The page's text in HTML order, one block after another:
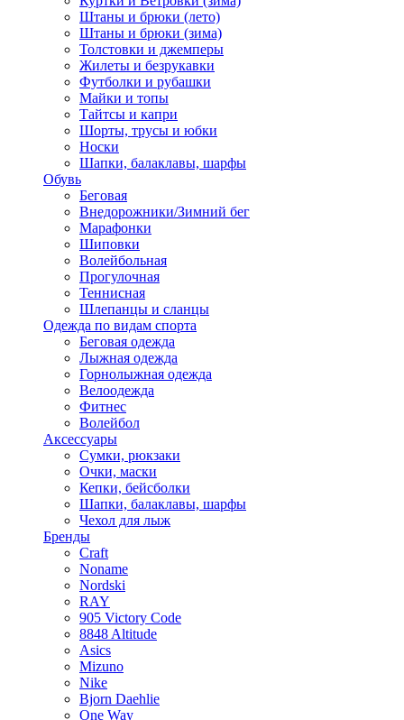
Штаны и брюки (лето)
Штаны и брюки (зима)
Толстовки и джемперы
Жилеты и безрукавки
Футболки и рубашки
Майки и топы
Тайтсы и капри
Шорты, трусы и юбки
Носки
Шапки, балаклавы, шарфы
Обувь
Беговая
Внедорожники/Зимний бег
Марафонки
Шиповки
Волейбольная
Прогулочная
Теннисная
Шлепанцы и сланцы
Одежда по видам спорта
Беговая одежда
Лыжная одежда
Горнолыжная одежда
Велоодежда
Фитнес
Волейбол
Аксессуары
Сумки, рюкзаки
Очки, маски
Кепки, бейсболки
Шапки, балаклавы, шарфы
Чехол для лыж
Бренды
Craft
Noname
Nordski
RAY
905 Victory Code
8848 Altitude
Asics
Mizuno
Nike
Bjorn Daehlie
One Way